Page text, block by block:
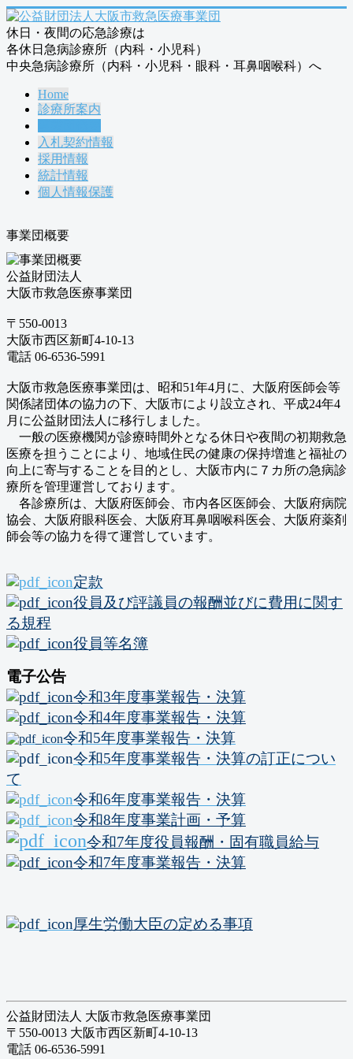
休日・夜間の応急診療は
各休日急病診療所（内科・小児科）
中央急病診療所（内科・小児科・眼科・耳鼻咽喉科）へ
Home
診療所案内
入札契約情報
採用情報
統計情報
個人情報保護
事業団概要
公益財団法人
大阪市救急医療事業団
〒550-0013
大阪市西区新町4-10-13
電話 06-6536-5991
大阪市救急医療事業団は、昭和51年4月に、大阪府医師会等
関係諸団体の協力の下、大阪市により設立され、平成24年4
月に公益財団法人に移行しました。
一般の医療機関が診療時間外となる休日や夜間の初期救急
医療を担うことにより、地域住民の健康の保持増進と福祉の
向上に寄与することを目的とし、大阪市内に７カ所の急病診
療所を管理運営しております。
各診療所は、大阪府医師会、市内各区医師会、大阪府病院
協会、大阪府眼科医会、大阪府耳鼻咽喉科医会、大阪府薬剤
師会等の協力を得て運営しています。
定款
役員及び評議員の報酬並びに費用に関す
る規程
役員等名簿
電子公告
令和3年度事業報告・決算
令和4年度事業報告・決算
令和5年度事業報告・決算
令和5年度事業報告・決算の訂正につい
て
令和6年度事業報告・決算
令和8年度事業計画・予算
令和7年度役員報酬・固有職員給与
令和7年度事業報告・決算
厚生労働大臣の定める事項
公益財団法人 大阪市救急医療事業団
〒550-0013 大阪市西区新町4-10-13
電話 06-6536-5991